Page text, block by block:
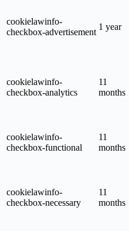
cookielawinfo-
checkbox-advertisement
1 year
cookielawinfo-
checkbox-analytics
11
months
cookielawinfo-
checkbox-functional
11
months
cookielawinfo-
checkbox-necessary
11
months